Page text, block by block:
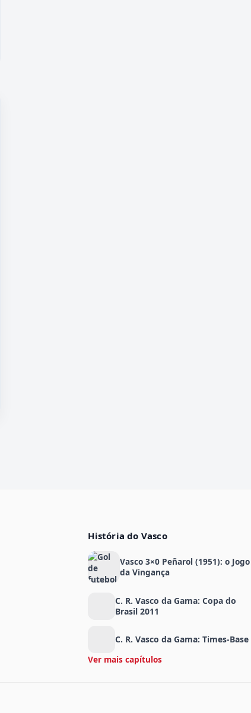
História do Vasco
Vasco 3×0 Peñarol (1951): o Jogo
da Vingança
C. R. Vasco da Gama: Copa do
Brasil 2011
C. R. Vasco da Gama: Times-Base
Ver mais capítulos